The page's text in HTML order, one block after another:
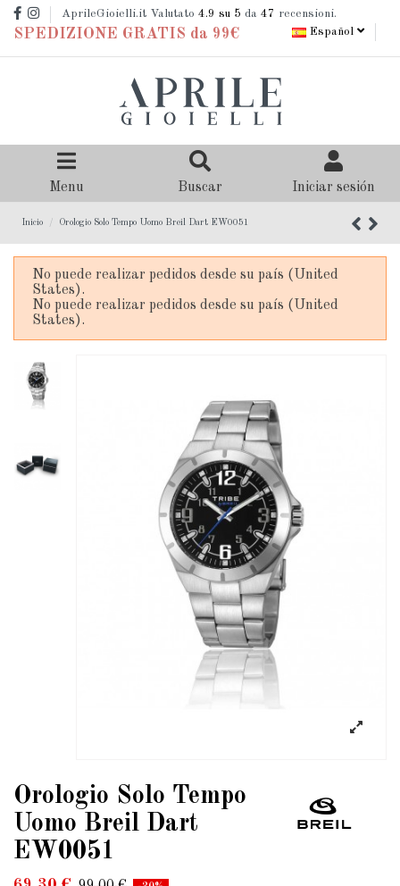
AprileGioielli.it Valutato 4.9 su 5 da 47 recensioni.
SPEDIZIONE GRATIS da 99€ Español
Menu Buscar Iniciar sesión
Inicio Orologio Solo Tempo Uomo Breil Dart EW0051
No puede realizar pedidos desde su país (United
States).
No puede realizar pedidos desde su país (United
States).
Orologio Solo Tempo
Uomo Breil Dart
EW0051